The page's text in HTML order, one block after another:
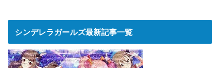
シンデレラガールズ最新記事一覧